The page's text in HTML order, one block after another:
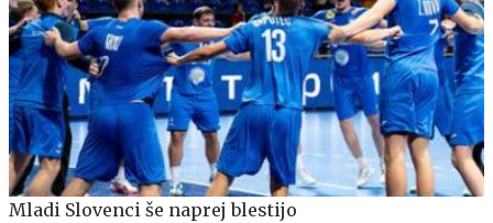
Mladi Slovenci še naprej blestijo